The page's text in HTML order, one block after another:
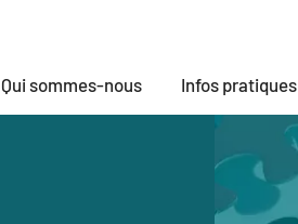
Qui sommes-nous Infos pratiques